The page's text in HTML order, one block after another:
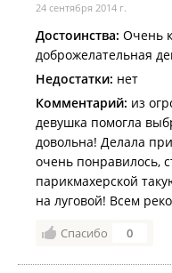
24 сентября 2014 г.
Достоинства: Очень
доброжелательная
Недостатки: нет
Комментарий: из
девушка помогла
довольна! Делала
очень понравилось,
парикмахерской
на луговой! Всем
Спасибо 0